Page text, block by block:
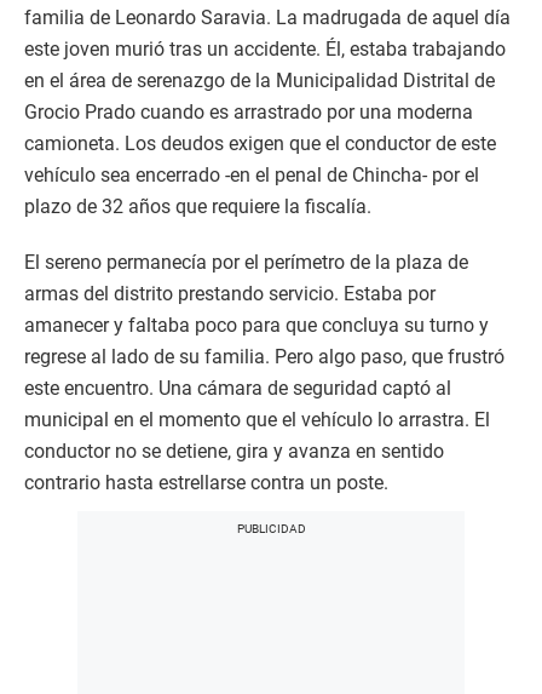
familia de Leonardo Saravia. La madrugada de aquel día
este joven murió tras un accidente. Él, estaba trabajando
en el área de serenazgo de la Municipalidad Distrital de
Grocio Prado cuando es arrastrado por una moderna
camioneta. Los deudos exigen que el conductor de este
vehículo sea encerrado -en el penal de Chincha- por el
plazo de 32 años que requiere la fiscalía.
El sereno permanecía por el perímetro de la plaza de
armas del distrito prestando servicio. Estaba por
amanecer y faltaba poco para que concluya su turno y
regrese al lado de su familia. Pero algo paso, que frustró
este encuentro. Una cámara de seguridad captó al
municipal en el momento que el vehículo lo arrastra. El
conductor no se detiene, gira y avanza en sentido
contrario hasta estrellarse contra un poste.